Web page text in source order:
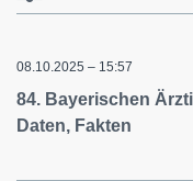
08.10.2025 – 15:57
84. Bayerischen
Daten, Fakten